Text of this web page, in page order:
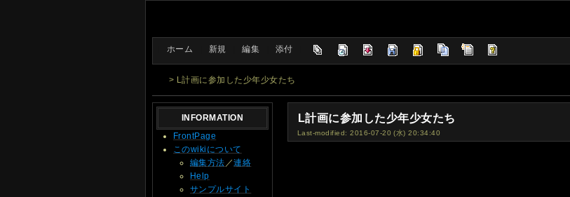
ホーム 新規 編集 添付
> L計画に参加した少年少女たち
L計画に参加した少年少女たち
Last-modified: 2016-07-20 (水) 20:34:40
INFORMATION
FrontPage
このwikiについて
編集方法 ／連絡
Help
サンプルサイト